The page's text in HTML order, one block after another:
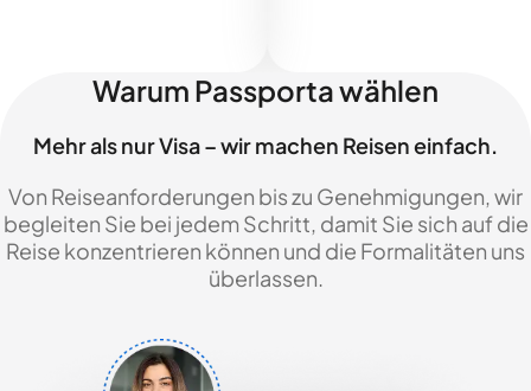
Warum Passporta wählen
Mehr als nur Visa – wir machen Reisen einfach.
Von Reiseanforderungen bis zu Genehmigungen, wir
begleiten Sie bei jedem Schritt, damit Sie sich auf die
Reise konzentrieren können und die Formalitäten uns
überlassen.